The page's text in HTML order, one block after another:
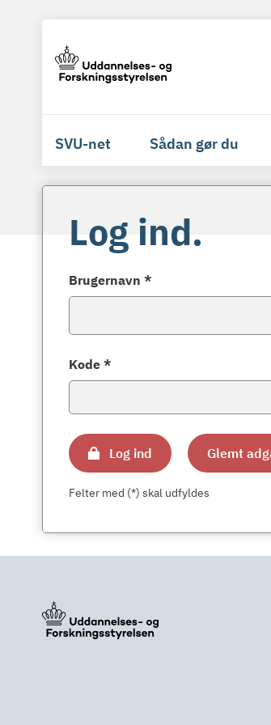
SVU-net Sådan gør du
Log ind.
Brugernavn *
Kode *
Log ind Glemt
Felter med (*) skal udfyldes